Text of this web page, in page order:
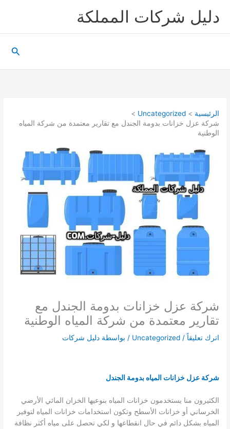
دليل شركات المملكة
الرئيسية
Uncategorized
شركة عزل خزانات بدومة الجندل مع تقارير معتمدة من شركة المياه
الوطنية
شركة عزل خزانات بدومة الجندل مع
تقارير معتمدة من شركة المياه الوطنية
اترك تعليقاً /
Uncategorized / بواسطة دليل شركات
شركة عزل خزانات المياه بدومة الجندل
الكثيرون منا يستخدمون خزانات المياه بنوعيها الخزان المائي الأرضي
الخرساني أو خزانات الأسطح وتكون استخدامات خزانات المياه لتوفير
المياه بشكل دائم في حال انقطاعها و لكي تحصل على مياه أكثر نظافة